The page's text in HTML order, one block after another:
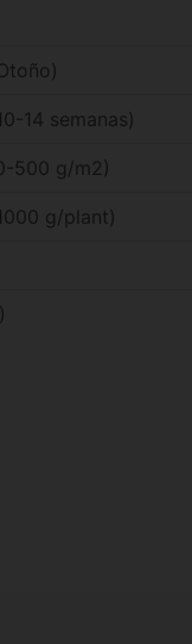
14 semanas)
500 g/m2)
g/plant)